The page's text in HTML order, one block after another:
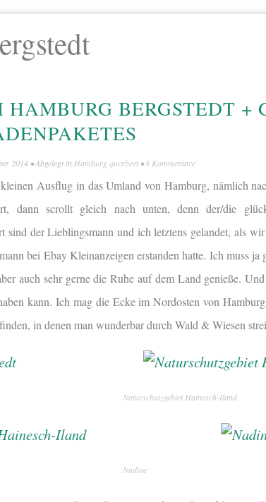
HAMBURG BERGSTEDT +
2014 • Abgelegt in Hamburg querbeet •8 Kommentare
Ausflug in das Umland von Hamburg, nämlich
dann scrollt gleich nach unten, denn der/die
sind der Lieblingsmann und ich letztens gelandet, als
bei Ebay Kleinanzeigen erstanden hatte. Ich muss ja
auch sehr gerne die Ruhe auf dem Land genieße.
kann. Ich mag die Ecke im Nordosten von
in denen man wunderbar durch Wald & Wiesen
Naturschutzgebiet Hainesch-Iland
Nadine